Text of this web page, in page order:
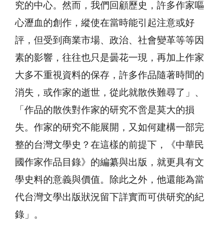
究的中心。然而，我們回顧歷史，許多作家嘔
心瀝血的創作，縱使在當時能引起注意或好
評，但受到商業市場、政治、社會變革等等因
素的影響，往往也只是曇花一現，再加上作家
大多不重視資料的保存，許多作品隨著時間的
消失，或作家的逝世，從此就散佚難尋了」、
「作品的散佚對作家的研究不啻是莫大的損
失。作家的研究不能展開，又如何建構一部完
整的台灣文學史？在這樣的前提下，《中華民
國作家作品目錄》的編纂與出版，就更具有文
學史料的意義與價值。除此之外，他還能為當
代台灣文學出版狀況留下詳實而可供研究的紀
錄」。